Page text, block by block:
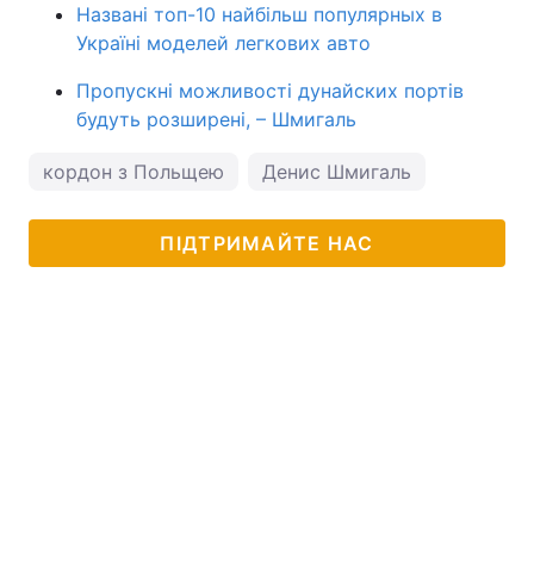
Названі топ-10 найбільш популярных в
Україні моделей легкових авто
Пропускні можливості дунайских портів
будуть розширені, – Шмигаль
кордон з Польщею Денис Шмигаль
ПІДТРИМАЙТЕ НАС